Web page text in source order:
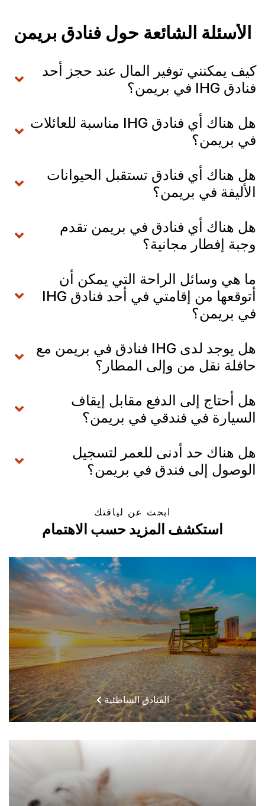
الأسئلة الشائعة حول فنادق بريمن
كيف يمكنني توفير المال عند حجز أحد
فنادق IHG في بريمن؟
هل هناك أي فنادق IHG مناسبة للعائلات
في بريمن؟
هل هناك أي فنادق تستقبل الحيوانات
الأليفة في بريمن؟
هل هناك أي فنادق في بريمن تقدم
وجبة إفطار مجانية؟
ما هي وسائل الراحة التي يمكن أن
أتوقعها من إقامتي في أحد فنادق IHG
في بريمن؟
هل يوجد لدى IHG فنادق في بريمن مع
حافلة نقل من وإلى المطار؟
هل أحتاج إلى الدفع مقابل إيقاف
السيارة في فندقي في بريمن؟
هل هناك حد أدنى للعمر لتسجيل
الوصول إلى فندق في بريمن؟
ابحث عن لياقتك
استكشف المزيد حسب الاهتمام
الفنادق الشاطئية